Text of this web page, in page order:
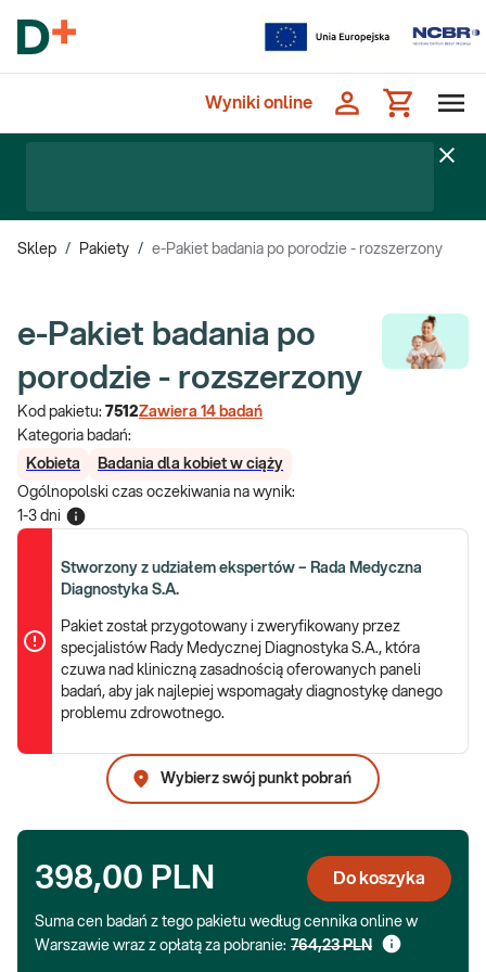
Wyniki online
Sklep / Pakiety / e-Pakiet badania po porodzie - rozszerzony
e-Pakiet badania po
porodzie - rozszerzony
Kod pakietu: 7512Zawiera 14 badań
Kategoria badań:
Kobieta
Badania dla kobiet w ciąży
Ogólnopolski czas oczekiwania na wynik:
1-3 dni
Stworzony z udziałem ekspertów – Rada Medyczna
Diagnostyka S.A.
Pakiet został przygotowany i zweryfikowany przez
specjalistów Rady Medycznej Diagnostyka S.A., która
czuwa nad kliniczną zasadnością oferowanych paneli
badań, aby jak najlepiej wspomagały diagnostykę danego
problemu zdrowotnego.
Wybierz swój punkt pobrań
398,00 PLN Do koszyka
Suma cen badań z tego pakietu według cennika online w
Warszawie wraz z opłatą za pobranie: 764,23 PLN